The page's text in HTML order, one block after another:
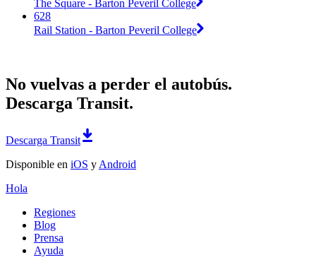
The Square - Barton Peveril College
628
Rail Station - Barton Peveril College
No vuelvas a perder el autobús.
Descarga Transit.
Descarga Transit
Disponible en iOS y Android
Hola
Regiones
Blog
Prensa
Ayuda